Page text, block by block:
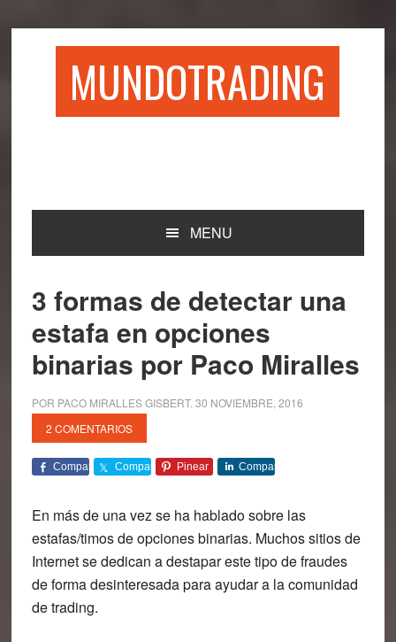
MUNDOTRADING
MENU
3 formas de detectar una
estafa en opciones
binarias por Paco Miralles
POR PACO MIRALLES GISBERT. 30 NOVIEMBRE, 2016
2 COMENTARIOS
Comparte Comparte Pinear Comparte
En más de una vez se ha hablado sobre las
estafas/timos de opciones binarias. Muchos sitios de
Internet se dedican a destapar este tipo de fraudes
de forma desinteresadapara ayudar a la comunidad
de trading.